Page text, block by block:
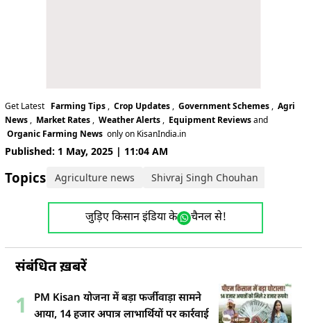
Get Latest Farming Tips , Crop Updates , Government Schemes , Agri
News , Market Rates , Weather Alerts , Equipment Reviewsand
Organic Farming News only on KisanIndia.in
Published: 1 May, 2025 | 11:04 AM
Topics: Agriculture news Shivraj Singh Chouhan
जुड़िए किसान इंडिया के चैनल से!
संबंधित ख़बरें
1
PM Kisan योजना में बड़ा फर्जीवाड़ा सामने
आया, 14 हजार अपात्र लाभार्थियों पर कार्रवाई